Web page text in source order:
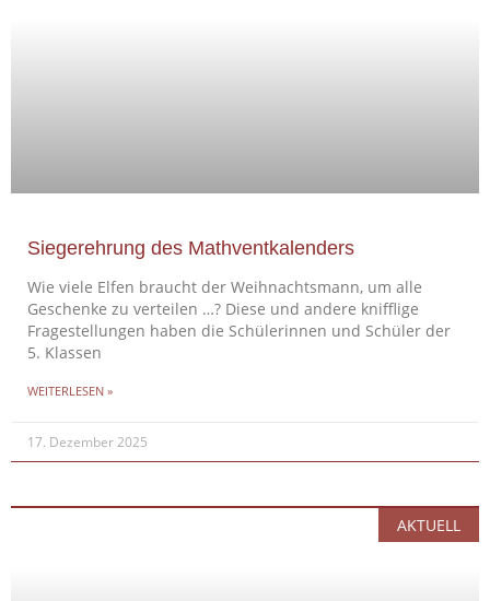
Siegerehrung des Mathventkalenders
Wie viele Elfen braucht der Weihnachtsmann, um alle
Geschenke zu verteilen …? Diese und andere knifflige
Fragestellungen haben die Schülerinnen und Schüler der
5. Klassen
WEITERLESEN »
17. Dezember 2025
AKTUELL